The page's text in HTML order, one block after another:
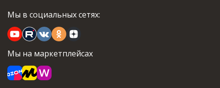
Мы в социальных сетях:
Мы на маркетплейсах